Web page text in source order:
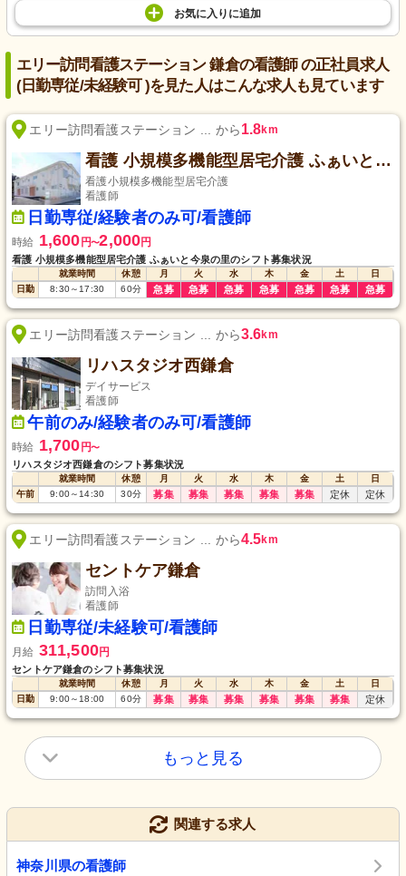
お気に入り に追加
エリー訪問看護ステーション 鎌倉の看護師 の正社員求人
(日勤専従/未経験可 )を見た人はこんな求人も見ています
エリー訪問看護ステーション ... から1.8km
看護 小規模多機能型居宅介護 ふぁいと今泉の里
看護小規模多機能型居宅介護
看護師
日勤専従/経験者のみ可/看護師
時給 1,600 円〜2,000円
看護 小規模多機能型居宅介護 ふぁいと今泉の里のシフト募集状況
就業時間 休憩 月 火 水 木 金 土
日
日勤
8:30～17:30 60分 急募 急募 急募 急募 急募 急募 急募
エリー訪問看護ステーション ... から3.6km
リハスタジオ西鎌倉
デイサービス
看護師
午前のみ/経験者のみ可/看護師
時給 1,700 円〜
リハスタジオ西鎌倉のシフト募集状況
就業時間 休憩 月 火 水 木 金 土
日
午前
9:00～14:30 30分 募集 募集 募集 募集 募集 定休 定休
エリー訪問看護ステーション ... から4.5km
セントケア鎌倉
訪問入浴
看護師
日勤専従/未経験可/看護師
月給 311,500円
セントケア鎌倉のシフト募集状況
就業時間 休憩 月 火 水 木 金 土
日
日勤
9:00～18:00 60分 募集 募集 募集 募集 募集 募集 定休
もっと見る
関連する求人
神奈川県の看護師